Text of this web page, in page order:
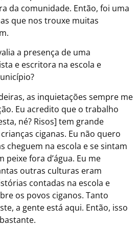
da comunidade. Então, foi uma
que nos trouxe muitas
a presença de uma
e escritora na escola e
as inquietações sempre me
Eu acredito que o trabalho
né? Risos] tem grande
ciganas. Eu não quero
cheguem na escola e se sintam
peixe fora d’água. Eu me
outras culturas eram
contadas na escola e
os povos ciganos. Tanto
a gente está aqui. Então, isso